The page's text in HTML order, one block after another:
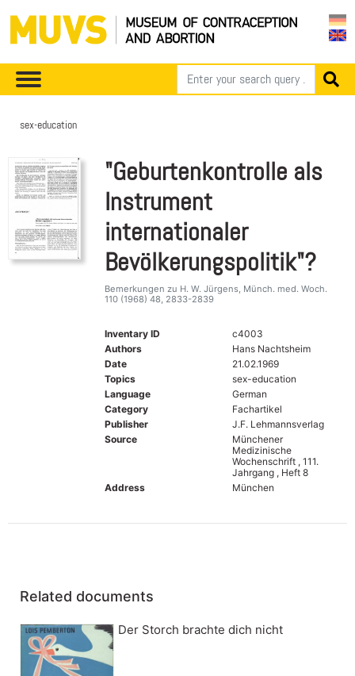
sex-education
"Geburtenkontrolle als
Instrument
internationaler
Bevölkerungspolitik"?
Bemerkungen zu H. W. Jürgens, Münch. med. Woch.
110 (1968) 48, 2833-2839
Inventary ID
c4003
Authors
Hans Nachtsheim
Date
21.02.1969
Topics
sex-education
Language
German
Category
Fachartikel
Publisher
J.F. Lehmannsverlag
Source
Münchener
Medizinische
Wochenschrift , 111.
Jahrgang , Heft 8
Address
München
Related documents
Der Storch brachte dich nicht